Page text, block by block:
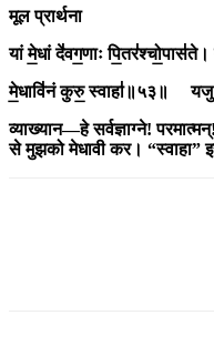
मूल प्रार्थना
यां मे॒धां दे॑वग॒णाः पि॒तर॑श्चो॒पास॑ते।
मे॒धावि॑नं कुरु॒ स्वाहा॑॥५३॥
व्याख्यान—हे सर्वज्ञाग्ने!
से मुझको मेधावी कर। “स्वाहा”